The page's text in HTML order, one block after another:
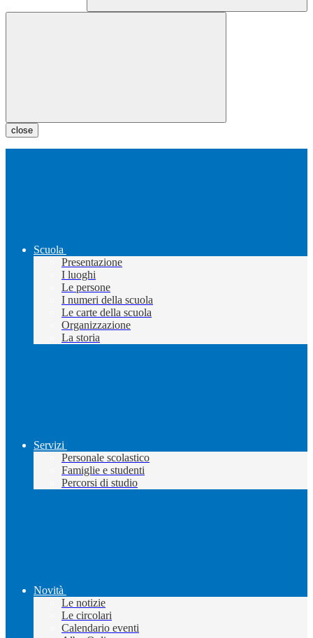
close
Scuola
Presentazione
I luoghi
Le persone
I numeri della scuola
Le carte della scuola
Organizzazione
La storia
Servizi
Personale scolastico
Famiglie e studenti
Percorsi di studio
Novità
Le notizie
Le circolari
Calendario eventi